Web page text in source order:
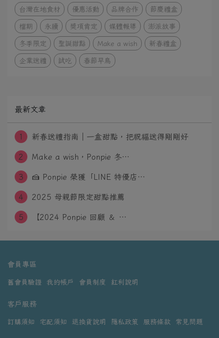
台灣在地食材 優惠活動 品牌合作
節慶禮盒
檔期
永續 獎項肯定 媒體報導
澎派故事
冬季限定
聖誕甜點 Make a wish
新春禮盒
企業送禮
試吃 春節早鳥
最新文章
1
新春送禮指南｜一盒甜點，把祝福送得剛剛好
2
Make a wish，Ponpie 冬⋯
3
🍰 Ponpie 榮獲「LINE 特優店⋯
4
2025 母親節限定甜點推薦
5
​ 【2024 Ponpie 回顧 ＆ ⋯
會員專區
舊會員驗證 我的帳戶 會員制度 紅利說明
客戶服務
訂購須知 宅配須知 退換貨說明 隱私政策 服務條款 常見問題